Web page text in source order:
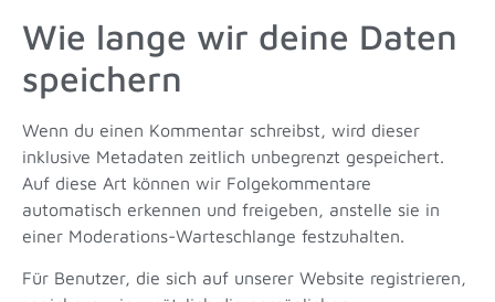
Wie lange wir deine Daten
speichern
Wenn du einen Kommentar schreibst, wird dieser
inklusive Metadaten zeitlich unbegrenzt gespeichert.
Auf diese Art können wir Folgekommentare
automatisch erkennen und freigeben, anstelle sie in
einer Moderations-Warteschlange festzuhalten.
Für Benutzer, die sich auf unserer Website registrieren,